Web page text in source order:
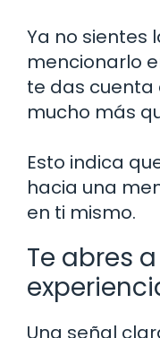
Ya no sientes
mencionarlo
te das cuenta
mucho más
Esto indica
hacia una
en ti mismo.
Te abres
Una señal